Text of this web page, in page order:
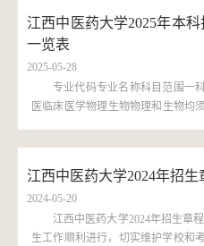
类型：公办全日制普通高等学
4136010412办学地址：江西省南
码：...
江西中医药大学2025年本
一览表
2025-05-28
专业代码专业名称科目范围一
医临床医学物理生物物理和生物均
学物理和化学均须选考101003医学
医学信息工程物理和化学均须选考
均须选考080901计算机科学与技术
江西中医药大学2024年招生
2024-05-20
江西中医药大学2024年招生章
生工作顺利进行，切实维护学校和